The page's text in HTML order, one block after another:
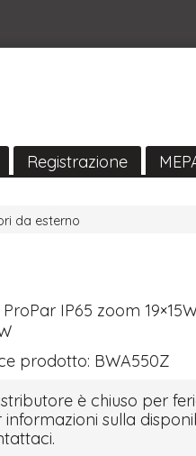
Registrazione
da esterno
IP65 zoom
prodotto: BWA550Z
è chiuso per
informazioni sulla